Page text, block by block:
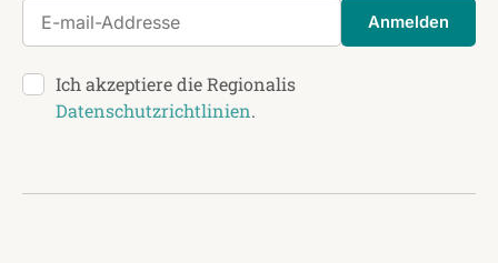
E-mail-Addresse
Anmelden
Ich akzeptiere die Regionalis
Datenschutzrichtlinien.